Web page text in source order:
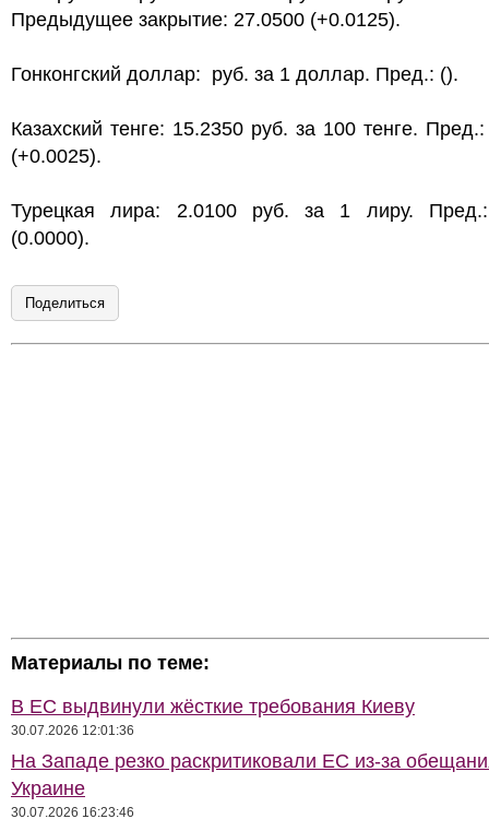
Предыдущее закрытие: 27.0500 (+0.0125).
Гонконгский доллар: руб. за 1 доллар. Пред.: ().
Казахский тенге: 15.2350 руб. за 100 тенге.
(+0.0025).
Турецкая лира: 2.0100 руб. за 1 лиру.
(0.0000).
Поделиться
Материалы по теме:
В ЕС выдвинули жёсткие требования Киеву
30.07.2026 12:01:36
На Западе резко раскритиковали ЕС из-за
Украине
30.07.2026 16:23:46